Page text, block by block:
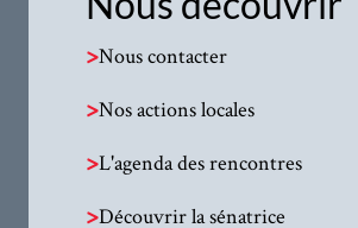
>Nous contacter
>Nos actions locales
>L'agenda des rencontres
>Découvrir la sénatrice